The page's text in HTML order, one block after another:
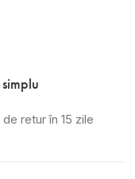
retur în 15 zile